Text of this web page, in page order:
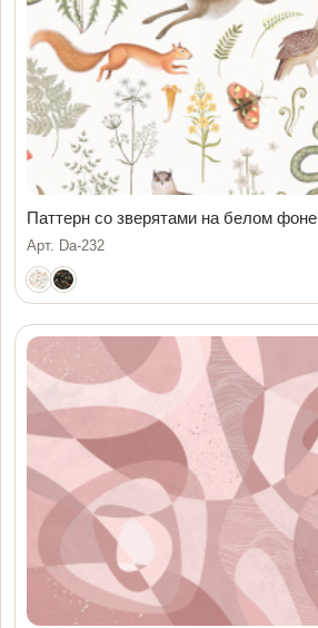
Паттерн со зверятами на белом фоне
Арт. Da-232